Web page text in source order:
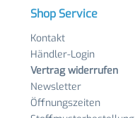
Shop Service
Kontakt
Händler-Login
Vertrag widerrufen
Newsletter
Öffnungszeiten